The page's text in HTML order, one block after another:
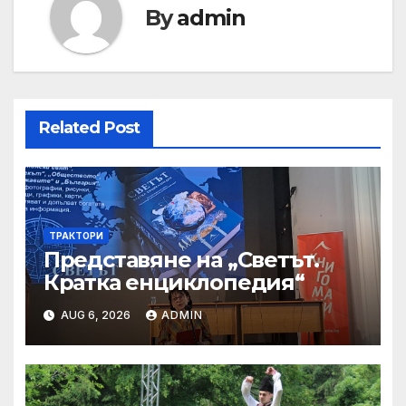
Byadmin
Related Post
ТРАКТОРИ
Представяне на „Светът.
Кратка енциклопедия“
AUG 6, 2026 ADMIN